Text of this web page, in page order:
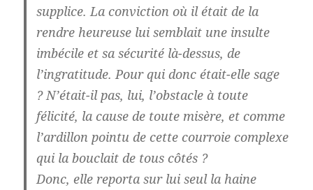
supplice. La conviction où il était de la
rendre heureuse lui semblait une insulte
imbécile et sa sécurité là-dessus, de
l’ingratitude. Pour qui donc était-elle sage
? N’était-il pas, lui, l’obstacle à toute
félicité, la cause de toute misère, et comme
l’ardillon pointu de cette courroie complexe
qui la bouclait de tous côtés ?
Donc, elle reporta sur lui seul la haine